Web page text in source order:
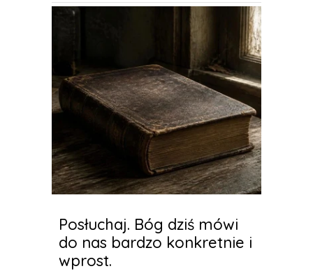
Posłuchaj. Bóg dziś mówi
do nas bardzo konkretnie i
wprost.